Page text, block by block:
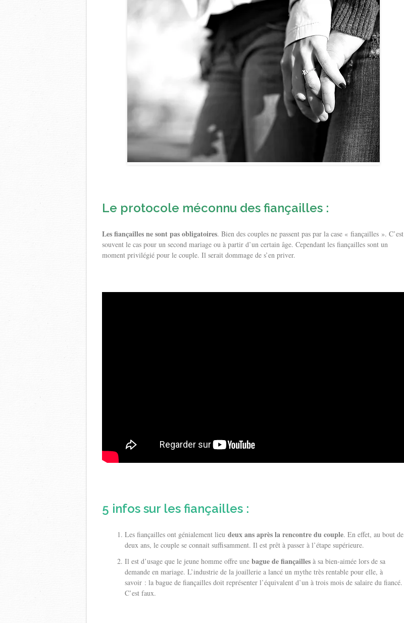
Le protocole méconnu des fiançailles :
Les fiançailles ne sont pas obligatoires. Bien des couples ne passent pas par la case « fiançailles ». C’est
souvent le cas pour un second mariage ou à partir d’un certain âge. Cependant les fiançailles sont un
moment privilégié pour le couple. Il serait dommage de s’en priver.
5 infos sur les fiançailles :
Les fiançailles ont génialement lieu deux ans après la rencontre du couple. En effet, au bout de
deux ans, le couple se connait suffisamment. Il est prêt à passer à l’étape supérieure.
Il est d’usage que le jeune homme offre une bague de fiançailles à sa bien-aimée lors de sa
demande en mariage. L’industrie de la joaillerie a lancé un mythe très rentable pour elle, à
savoir : la bague de fiançailles doit représenter l’équivalent d’un à trois mois de salaire du fiancé.
C’est faux.